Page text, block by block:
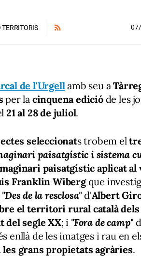
TERRITORIS
de l'Urgellamb seu a
per la cinquena edicióde les
21 al 28 de juliol.
seleccionats trobem el
paisatgístic i sistema
paisatgístic aplicat al
Franklin Wibergque
"Des de la resclosa" d'Albert
el territori rural català
del segle XX; i "Fora de camp"
enllà de les imatges i rau en
les grans propietats agràries.